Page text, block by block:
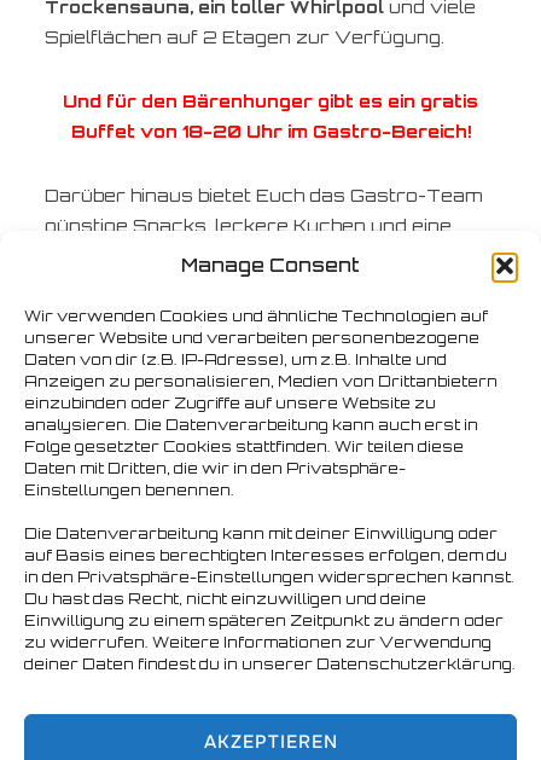
Manage Consent
Wir verwenden Cookies und ähnliche Technologien auf
unserer Website und verarbeiten personenbezogene
Daten von dir (z.B. IP-Adresse), um z.B. Inhalte und
Anzeigen zu personalisieren, Medien von Drittanbietern
einzubinden oder Zugriffe auf unsere Website zu
analysieren. Die Datenverarbeitung kann auch erst in
Folge gesetzter Cookies stattfinden. Wir teilen diese
Daten mit Dritten, die wir in den Privatsphäre-
Einstellungen benennen.
Die Datenverarbeitung kann mit deiner Einwilligung oder
auf Basis eines berechtigten Interesses erfolgen, dem du
in den Privatsphäre-Einstellungen widersprechen kannst.
Du hast das Recht, nicht einzuwilligen und deine
Einwilligung zu einem späteren Zeitpunkt zu ändern oder
zu widerrufen. Weitere Informationen zur Verwendung
deiner Daten findest du in unserer Datenschutzerklärung.
AKZEPTIEREN
Trockensauna, ein toller Whirlpoolund viele
Spielflächen auf 2 Etagen zur Verfügung.
Und für den Bärenhunger gibt es ein gratis
Buffet von 18-20 Uhr im Gastro-Bereich!
Darüber hinaus bietet Euch das Gastro-Team
günstige Snacks, leckere Kuchen und eine
große Auswahl an Getränken an!
Dragon Sauna, Pulverteich 37, 20099
Hamburg – immer am ersten Samstag im
Monat ab 13:00 Uhr.